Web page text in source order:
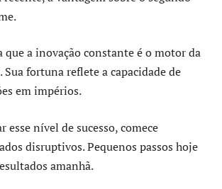
que a inovação constante é o motor da
fortuna reflete a capacidade de
em impérios.
esse nível de sucesso, comece
disruptivos. Pequenos passos hoje
amanhã.